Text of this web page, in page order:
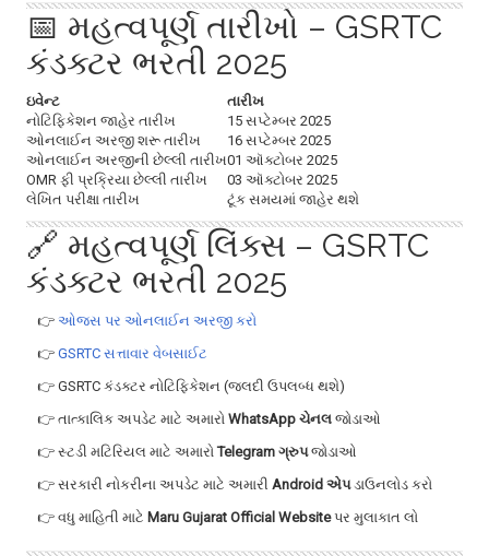
📅 મહત્વપૂર્ણ તારીખો – GSRTC
કંડક્ટર ભરતી 2025
ઇવેન્ટ
તારીખ
નોટિફિકેશન જાહેર તારીખ
15 સપ્ટેમ્બર 2025
ઓનલાઈન અરજી શરૂ તારીખ
16 સપ્ટેમ્બર 2025
ઓનલાઈન અરજીની છેલ્લી તારીખ01 ઑક્ટોબર 2025
OMR ફી પ્રક્રિયા છેલ્લી તારીખ
03 ઑક્ટોબર 2025
લેખિત પરીક્ષા તારીખ
ટૂંક સમયમાં જાહેર થશે
🔗 મહત્વપૂર્ણ લિંક્સ – GSRTC
કંડક્ટર ભરતી 2025
👉 ઓજસ પર ઓનલાઈન અરજી કરો
👉 GSRTC સત્તાવાર વેબસાઈટ
👉 GSRTC કંડક્ટર નોટિફિકેશન (જલદી ઉપલબ્ધ થશે)
👉 તાત્કાલિક અપડેટ માટે અમારો WhatsApp ચેનલ જોડાઓ
👉 સ્ટડી મટિરિયલ માટે અમારોTelegram ગ્રુપજોડાઓ
👉 સરકારી નોકરીના અપડેટ માટે અમારી Android એપડાઉનલોડ કરો
👉 વધુ માહિતી માટે Maru Gujarat Official Websiteપર મુલાકાત લો